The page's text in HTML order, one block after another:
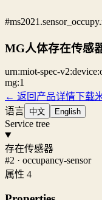
MG人体存在传感
urn:miot-spec-
mg:1
← 返回产品详情下载
语言 中文 English
Service tree
存在传感器
#2 · occupancy-sensor
属性 4